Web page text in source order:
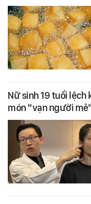
Nữ sinh 19 tuổi lệch
món "vạn người